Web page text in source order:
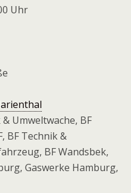
Uhr
Umweltwache, BF
BF Technik &
BF Wandsbek,
Gaswerke Hamburg,